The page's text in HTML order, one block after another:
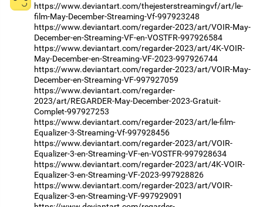
https://www.deviantart.com/thejesterstreamingvf/art/le-
film-May-December-Streaming-Vf-997923248
https://www.deviantart.com/regarder-2023/art/VOIR-May-
December-en-Streaming-VF-en-VOSTFR-997926584
https://www.deviantart.com/regarder-2023/art/4K-VOIR-
May-December-en-Streaming-VF-2023-997926744
https://www.deviantart.com/regarder-2023/art/VOIR-May-
December-en-Streaming-VF-997927059
https://www.deviantart.com/regarder-
2023/art/REGARDER-May-December-2023-Gratuit-
Complet-997927253
https://www.deviantart.com/regarder-2023/art/le-film-
Equalizer-3-Streaming-Vf-997928456
https://www.deviantart.com/regarder-2023/art/VOIR-
Equalizer-3-en-Streaming-VF-en-VOSTFR-997928634
https://www.deviantart.com/regarder-2023/art/4K-VOIR-
Equalizer-3-en-Streaming-VF-2023-997928826
https://www.deviantart.com/regarder-2023/art/VOIR-
Equalizer-3-en-Streaming-VF-997929091